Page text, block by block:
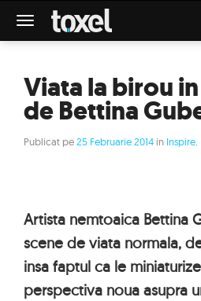
Meniu
Viata la birou
de Bettina
Publicat pe25 Februarie 2014 in Inspire
Artista nemtoaica Bettina
scene de viata normala,
insa faptul ca le
perspectiva noua asupra